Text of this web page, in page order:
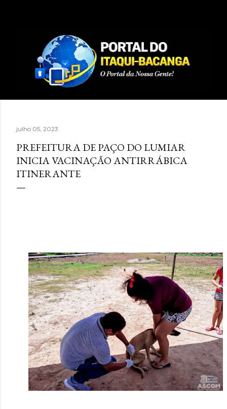
julho 05, 2023
PREFEITURA DE PAÇO DO LUMIAR
INICIA VACINAÇÃO ANTIRRÁBICA
ITINERANTE